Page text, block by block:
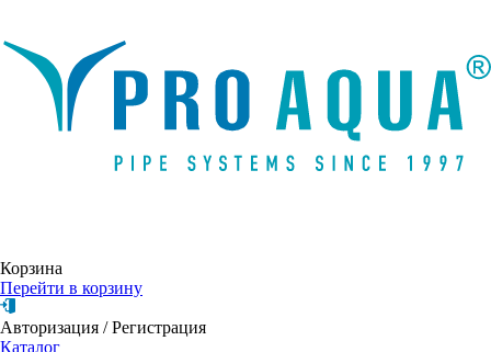
Корзина
Перейти в корзину
Авторизация /Регистрация
Каталог